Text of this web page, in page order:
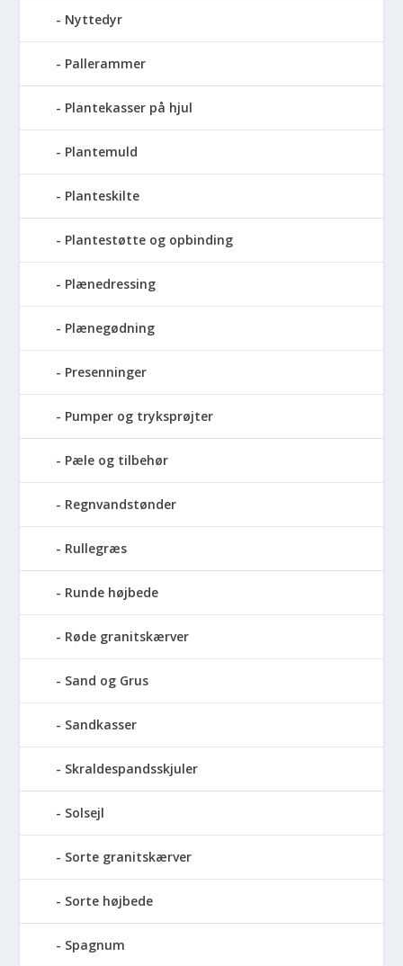
Nyttedyr
Pallerammer
Plantekasser på hjul
Plantemuld
Planteskilte
Plantestøtte og opbinding
Plænedressing
Plænegødning
Presenninger
Pumper og tryksprøjter
Pæle og tilbehør
Regnvandstønder
Rullegræs
Runde højbede
Røde granitskærver
Sand og Grus
Sandkasser
Skraldespandsskjuler
Solsejl
Sorte granitskærver
Sorte højbede
Spagnum